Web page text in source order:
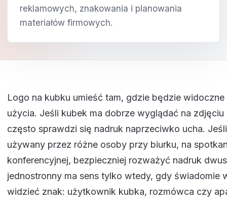
reklamowych, znakowania i planowania
materiałów firmowych.
Logo na kubku umieść tam, gdzie będzie
użycia. Jeśli kubek ma dobrze wyglądać na
często sprawdzi się nadruk naprzeciwko ucha.
używany przez różne osoby przy biurku, na
konferencyjnej, bezpieczniej rozważyć nadruk
jednostronny ma sens tylko wtedy, gdy świadomie
widzieć znak: użytkownik kubka, rozmówca czy